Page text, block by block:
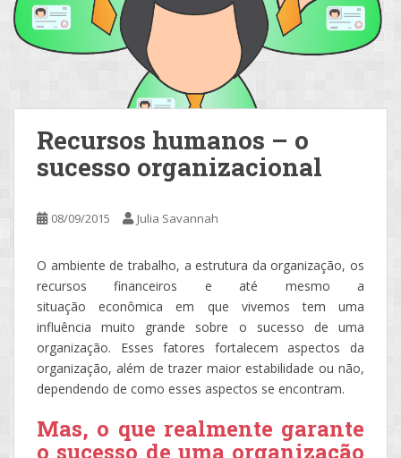
Recursos humanos – o
sucesso organizacional
08/09/2015 Julia Savannah
O ambiente de trabalho, a estrutura da organização, os
recursos financeiros e até mesmo a
situação econômica em que vivemos tem uma
influência muito grande sobre o sucesso de uma
organização. Esses fatores fortalecem aspectos da
organização, além de trazer maior estabilidade ou não,
dependendo de como esses aspectos se encontram.
Mas, o que realmente garante
o sucesso de uma organização